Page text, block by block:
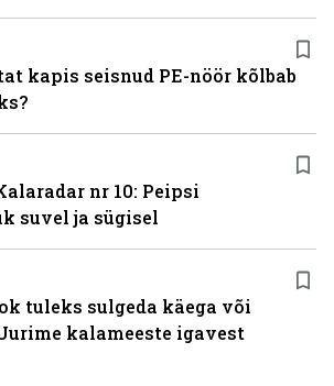
kapis seisnud PE-nöör kõlbab
nr 10: Peipsi
suvel ja sügisel
tuleks sulgeda käega või
kalameeste igavest